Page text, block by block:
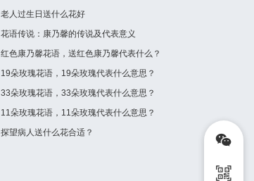
老人过生日送什么花好
花语传说：康乃馨的传说及代表意义
红色康乃馨花语，送红色康乃馨代表什么？
19朵玫瑰花语，19朵玫瑰代表什么意思？
33朵玫瑰花语，33朵玫瑰代表什么意思？
11朵玫瑰花语，11朵玫瑰代表什么意思？
探望病人送什么花合适？